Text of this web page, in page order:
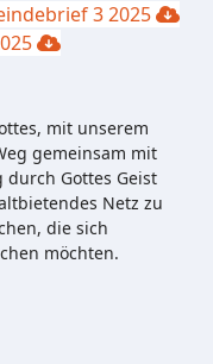
3 2025
mit unserem
gemeinsam mit
Gottes Geist
Netz zu
die sich
möchten.